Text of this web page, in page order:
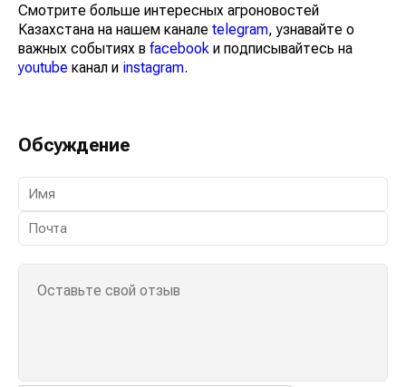
Смотрите больше интересных агроновостей
Казахстана на нашем канале telegram, узнавайте о
важных событиях в facebook и подписывайтесь на
youtube канал и instagram.
Обсуждение